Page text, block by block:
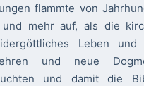
flammte von
mehr auf, als die
Leben und
und neue
und damit die